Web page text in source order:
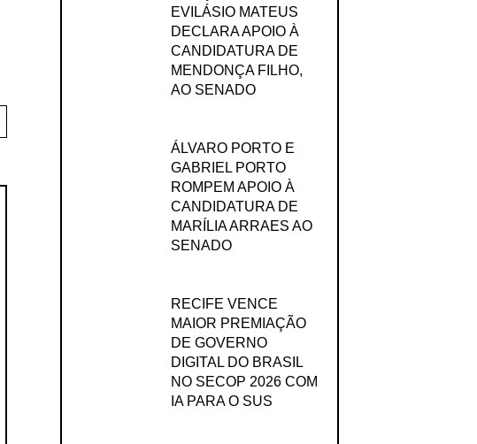
EVILÁSIO MATEUS
DECLARA APOIO À
CANDIDATURA DE
MENDONÇA FILHO,
AO SENADO
ÁLVARO PORTO E
GABRIEL PORTO
ROMPEM APOIO À
CANDIDATURA DE
MARÍLIA ARRAES AO
SENADO
RECIFE VENCE
MAIOR PREMIAÇÃO
DE GOVERNO
DIGITAL DO BRASIL
NO SECOP 2026 COM
IA PARA O SUS